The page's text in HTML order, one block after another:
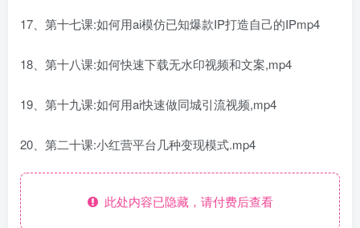
17、第十七课:如何用ai模仿已知爆款IP打造自己的IPmp4
18、第十八课:如何快速下载无水印视频和文案,mp4
19、第十九课:如何用ai快速做同城引流视频,mp4
20、第二十课:小红营平台几种变现模式.mp4
此处内容已隐藏，请付费后查看